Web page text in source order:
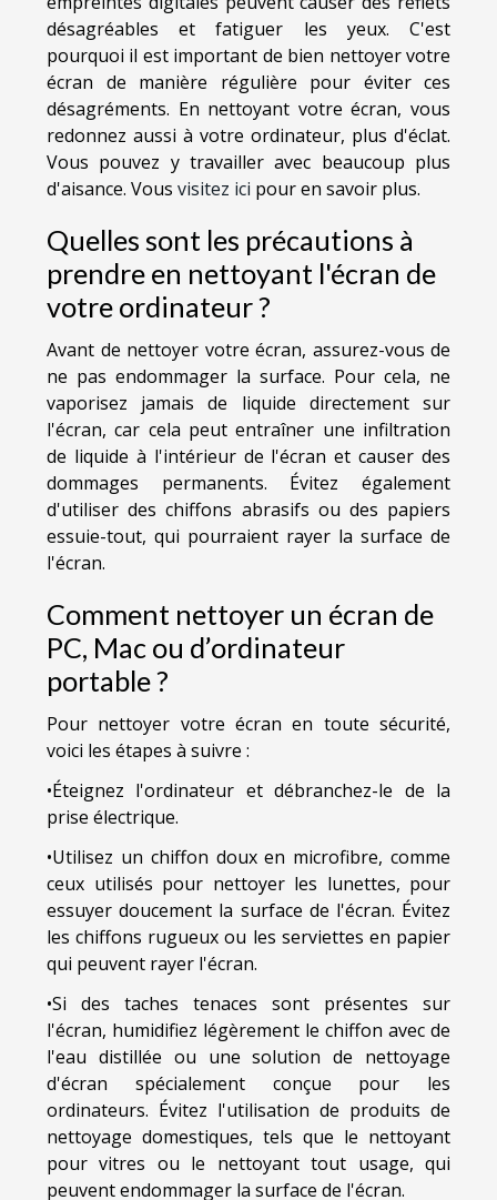
désagréables et fatiguer les yeux. C'est
pourquoi il est important de bien nettoyer votre
écran de manière régulière pour éviter ces
désagréments. En nettoyant votre écran, vous
redonnez aussi à votre ordinateur, plus d'éclat.
Vous pouvez y travailler avec beaucoup plus
d'aisance. Vous visitez ici pour en savoir plus.
Quelles sont les précautions à
prendre en nettoyant l'écran de
votre ordinateur ?
Avant de nettoyer votre écran, assurez-vous de
ne pas endommager la surface. Pour cela, ne
vaporisez jamais de liquide directement sur
l'écran, car cela peut entraîner une infiltration
de liquide à l'intérieur de l'écran et causer des
dommages permanents. Évitez également
d'utiliser des chiffons abrasifs ou des papiers
essuie-tout, qui pourraient rayer la surface de
l'écran.
Comment nettoyer un écran de
PC, Mac ou d’ordinateur
portable ?
Pour nettoyer votre écran en toute sécurité,
voici les étapes à suivre :
•Éteignez l'ordinateur et débranchez-le de la
prise électrique.
•Utilisez un chiffon doux en microfibre, comme
ceux utilisés pour nettoyer les lunettes, pour
essuyer doucement la surface de l'écran. Évitez
les chiffons rugueux ou les serviettes en papier
qui peuvent rayer l'écran.
•Si des taches tenaces sont présentes sur
l'écran, humidifiez légèrement le chiffon avec de
l'eau distillée ou une solution de nettoyage
d'écran spécialement conçue pour les
ordinateurs. Évitez l'utilisation de produits de
nettoyage domestiques, tels que le nettoyant
pour vitres ou le nettoyant tout usage, qui
peuvent endommager la surface de l'écran.